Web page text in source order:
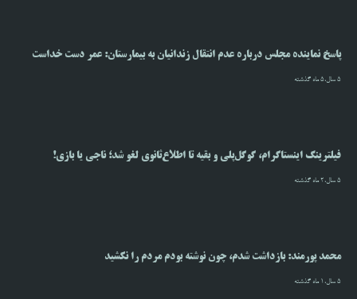
پاسخ نماینده مجلس درباره عدم انتقال زندانیان به بیمارستان: عمر دست خداست
5 سال،5 ماه گذشته
فیلترینگ اینستاگرام، گوگل‌پلی و بقیه تا اطلاع‌ثانوی لغو شد؛ ناجی یا بازی!
5 سال،2 ماه گذشته
محمد پورمند: بازداشت شدم، چون نوشته بودم مردم را نکشید
5 سال،1 ماه گذشته